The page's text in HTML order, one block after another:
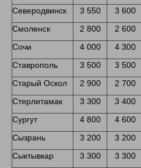
Северодвинск
3 550 3 600
Смоленск
2 800 2 600
Сочи
4 000 4 300
Ставрополь
3 500 3 500
Старый Оскол
2 900 2 700
Стерлитамак
3 300 3 400
Сургут
4 800 4 600
Сызрань
3 200 3 200
Сыктывкар
3 300 3 300